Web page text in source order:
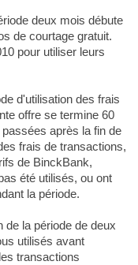
deux mois débute
de courtage gratuit.
pour utiliser leurs
d'utilisation des frais
offre se termine 60
après la fin de
frais de transactions,
de BinckBank,
été utilisés, ou ont
la période.
de la période de deux
utilisés avant
transactions